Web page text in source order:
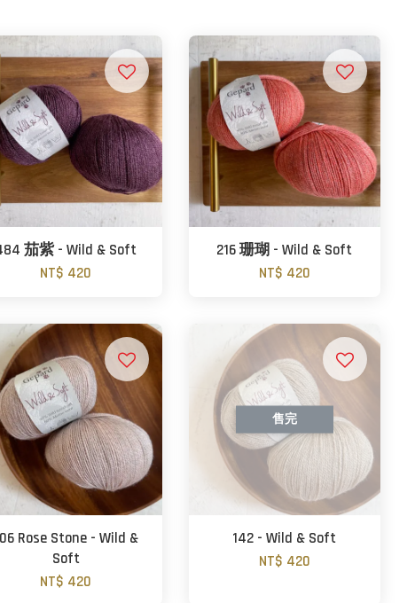
茄紫 - Wild & Soft
NT$ 420
216 珊瑚 - Wild & Soft
NT$ 420
Rose Stone - Wild &
Soft
NT$ 420
售完
142 - Wild & Soft
NT$ 420